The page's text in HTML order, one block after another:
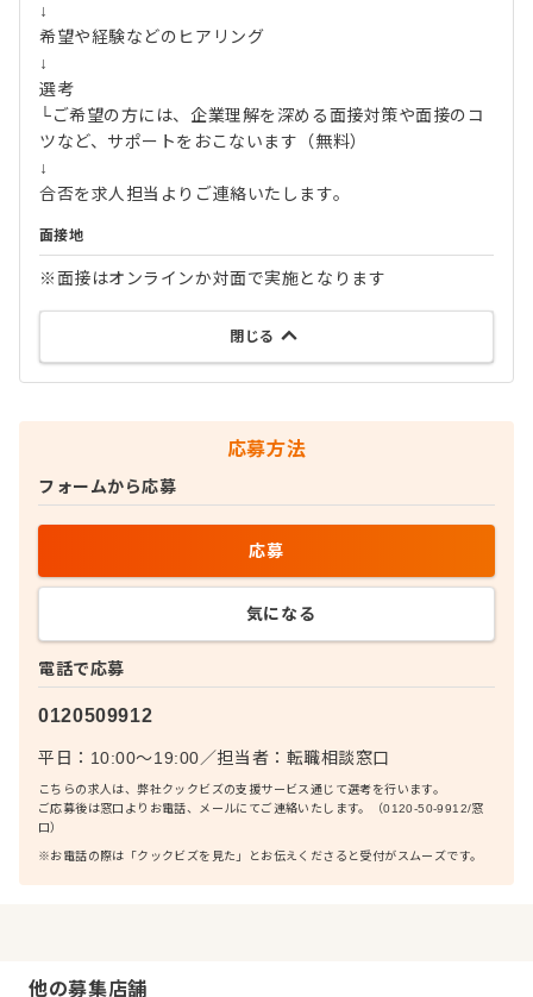
↓
希望や経験などのヒアリング
↓
選考
└ご希望の方には、企業理解を深める面接対策や面接のコ
ツなど、サポートをおこないます（無料）
↓
合否を求人担当よりご連絡いたします。
面接地
※面接はオンラインか対面で実施となります
閉じる
応募方法
電話で応募
0120509912
平日：10:00〜19:00／担当者： 転職相談窓口
こちらの求人は、弊社クックビズの支援サービス通じて選考を行います。
ご応募後は窓口よりお電話、メールにてご連絡いたします。（0120-50-9912/窓
口）
※お電話の際は「クックビズを見た」とお伝えくださると受付がスムーズです。
フォームから応募
応募
気になる
他の募集店舗